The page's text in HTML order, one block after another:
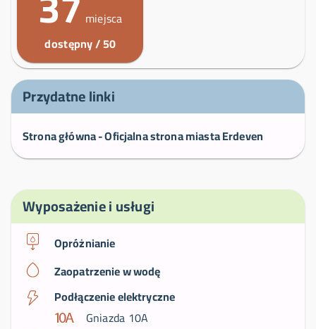
miejsca
dostępny / 50
Przydatne linki
Strona główna - Oficjalna strona miasta Erdeven
Wyposażenie i usługi
Opróżnianie
Zaopatrzenie w wodę
Podłączenie elektryczne
Gniazda 10A